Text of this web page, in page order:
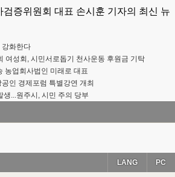
증위원회 대표 손시훈 기자의 최신 뉴
강화한다
여성회, 시민서로돕기 천사운동 후원금 기탁
농업회사법인 미래로 대표
인 경제포럼 특별강연 개최
생...원주시, 시민 주의 당부
PC
LANG